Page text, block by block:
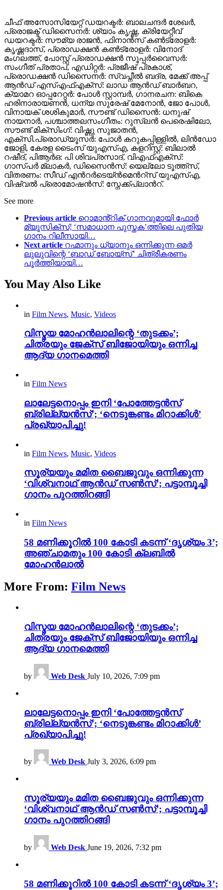
ചീഫ് അസോസിയേറ്റ് ഡയറക്ടർ: ബാലചന്ദർ ശേഖർ,
പ്രൊജക്ട് ഡിസൈനർ: ശ്യാം കൃഷ്ണ, ക്രിയേറ്റീവ്
ഡയറക്ടർ: സൗമ്യ രാജൻ, ഫിനാൻസ് കൺട്രോളർ:
കൃഷ്ണദാസ്, പ്രൊഡക്ഷൻ കൺട്രോളർ: വിനോദ്
മംഗലത്ത്, പോസ്റ്റ് പ്രൊഡക്ഷൻ സൂപ്പർവൈസർ:
സംഗീത് പ്രതാപ്, എഡിറ്റർ: പ്രജീഷ് പ്രകാശ്,
പ്രൊഡക്ഷൻ ഡിസൈനർ: സ്വപ്നീൽ ബദ്ര, മേക്ക് അപ്പ്
ആൻഡ് എസ്എഫ്എക്സ്: ലാഡ ആൻഡ് ബാർബറ,
ക്യാമറ ഓപ്പറേറ്റർ: പോൾ സ്റ്റാമ്പർ, ഗാനരചന: ബികെ
ഹരിനാരായണൻ, ധന്യ സുരേഷ് മേനോൻ, ജോ പോൾ,
വിനായക് ശശികുമാർ, സൗണ്ട് ഡിസൈൻ: ധനുഷ്
നായനാർ, പശ്ചാത്തലസംഗീതം: റുസ്ലൻ പെരെഷിലോ,
സൗണ്ട് മിക്സിംഗ്: വിഷ്ണു സുജാതൻ,
എക്സി.പ്രൊഡ്യൂസർ: പോൾ കറുകപ്പിള്ളിൽ, ലിൻഡോ
ജോളി, കേരള ടൈംസ് യുഎസ്എ, കളറിസ്റ്റ്: ബിലാൽ
റഷീദ്, പിആർഒ: പി ശിവപ്രസാദ്, വിഎഫ്എക്സ്:
ഗാസ്പർ മ്ലാകർ, ഡിസൈൻസ്: യെല്ലോ ടൂത്ത്സ്,
വിതരണം: സീഡ് എന്‍റർടെയ്ൻമെന്‍റ്സ് യുഎസ്എ,
വിഷ്വൽ പ്രൊമോഷൻസ്: സ്നേക്ക്പ്ലാന്‍റ്.
See more
Previous article റൊമാൻ്റിക് ഗാനവുമായി ഫോർ
മ്യൂസിക്സ്; ‘സമാധാന പുസ്തക’ത്തിലെ പുതിയ
ഗാനം റിലീസായി…
Next article റഹ്മാനും ധ്യാനും ഒന്നിക്കുന്ന ഒമർ
ലുലുവിന്റെ ‘ബാഡ് ബോയ്സ്’ ചിത്രീകരണം
പൂർത്തിയായി…
You May Also Like
in Film News, Music, Videos
വിസ്മയ മോഹൻലാലിന്റെ ‘തുടക്കം’;
ചിത്രയും ജേക്സ് ബിജോയിയും ഒന്നിച്ച
ആദ്യ ഗാനമെത്തി
in Film News
ലാലേട്ടനൊപ്പം ഇനി ‘പോത്തേട്ടൻസ്
ബ്രില്ല്യൻസ്’; ‘നെടുങ്കണ്ടം മിറാക്കിൾ’
പ്രഖ്യാപിച്ചു!
in Film News, Music, Videos
സൂര്യയും മമിത ബൈജുവും ഒന്നിക്കുന്ന
‘വിശ്വനാഥ് ആൻഡ് സൺസ്’; പട്ടാമ്പൂച്ചി
ഗാനം പുറത്തിറങ്ങി
in Film News
58 മണിക്കൂറിൽ 100 കോടി കടന്ന് ‘ദൃശ്യം 3’;
അഞ്ചാമതും 100 കോടി ക്ലബിൽ
മോഹൻലാൽ
More From: Film News
വിസ്മയ മോഹൻലാലിന്റെ ‘തുടക്കം’;
ചിത്രയും ജേക്സ് ബിജോയിയും ഒന്നിച്ച
ആദ്യ ഗാനമെത്തി
by Web Desk July 10, 2026, 7:09 pm
ലാലേട്ടനൊപ്പം ഇനി ‘പോത്തേട്ടൻസ്
ബ്രില്ല്യൻസ്’; ‘നെടുങ്കണ്ടം മിറാക്കിൾ’
പ്രഖ്യാപിച്ചു!
by Web Desk July 3, 2026, 6:09 pm
സൂര്യയും മമിത ബൈജുവും ഒന്നിക്കുന്ന
‘വിശ്വനാഥ് ആൻഡ് സൺസ്’; പട്ടാമ്പൂച്ചി
ഗാനം പുറത്തിറങ്ങി
by Web Desk June 19, 2026, 7:32 pm
58 മണിക്കൂറിൽ 100 കോടി കടന്ന് ‘ദൃശ്യം 3’;